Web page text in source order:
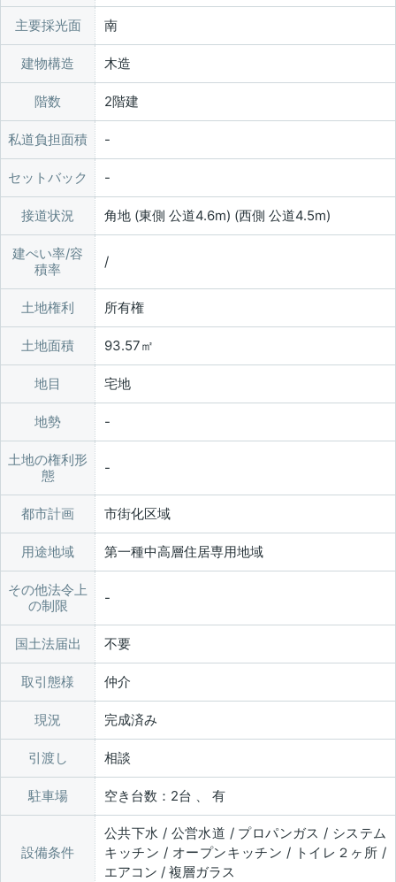
主要採光面 南
建物構造 木造
階数 2階建
私道負担面積
セットバック
接道状況 角地 (東側 公道4.6m) (西側 公道4.5m)
建ぺい率/容
積率
/
土地権利 所有権
土地面積 93.57㎡
地目 宅地
地勢
土地の権利形
態
都市計画 市街化区域
用途地域 第一種中高層住居専用地域
その他法令上
の制限
国土法届出 不要
取引態様 仲介
現況 完成済み
引渡し 相談
駐車場 空き台数：2台 、 有
設備条件
公共下水 / 公営水道 / プロパンガス / システム
キッチン / オープンキッチン / トイレ２ヶ所 /
エアコン / 複層ガラス